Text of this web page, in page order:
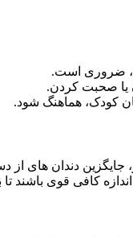
ضروری است.
دندان های
کافی قوی باشند تا